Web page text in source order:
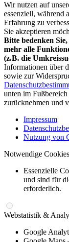
Wir nutzen auf
essenziell, während
Erfahrung zu
Sie akzeptieren
Bitte bedenken
mehr alle
(z.B. die
Informationen über
sowie zur
unten im
zurücknehmen und
Impressum
Nutzung von
Notwendige Cookies
Essenzielle
und sind für
erforderlich.
Webstatistik &
Google